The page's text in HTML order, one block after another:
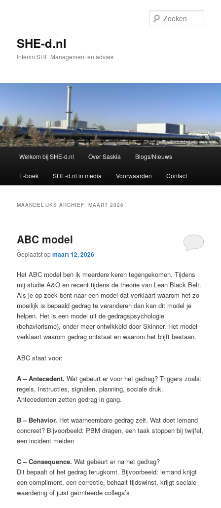
inhoud
inhoudSHE-d.nl
Interim SHE Management en advies
Welkom bij SHE-d.nl Over Saskia Blogs/Nieuws
E-boek SHE-d.nl in media Voorwaarden Contact
MAANDELIJKS ARCHIEF:MAART 2026
ABC model
Geplaatst opmaart 12, 2026
Het ABC model ben ik meerdere keren tegengekomen. Tijdens
mij studie A&O en recent tijdens de theorie van Lean Black Belt.
Als je op zoek bent naar een model dat verklaart waarom het zo
moeilijk is bepaald gedrag te veranderen dan kan dit model je
helpen. Het is een model uit de gedragspsychologie
(behaviorisme), onder meer ontwikkeld door Skinner. Het model
verklaart waarom gedrag ontstaat en waarom het blijft bestaan.
ABC staat voor:
A – Antecedent.Wat gebeurt er voor het gedrag? Triggers zoals:
regels, instructies, signalen, planning, sociale druk.
Antecedenten zetten gedrag in gang.
B – Behavior. Het waarneembare gedrag zelf. Wat doet iemand
concreet? Bijvoorbeeld: PBM dragen, een taak stoppen bij twijfel,
een incident melden
C – Consequence.Wat gebeurt er na het gedrag?
Dit bepaalt of het gedrag terugkomt. Bijvoorbeeld: iemand krijgt
een compliment, een correctie, behaalt tijdswinst, krijgt sociale
waardering of juist geïrriteerde collega’s